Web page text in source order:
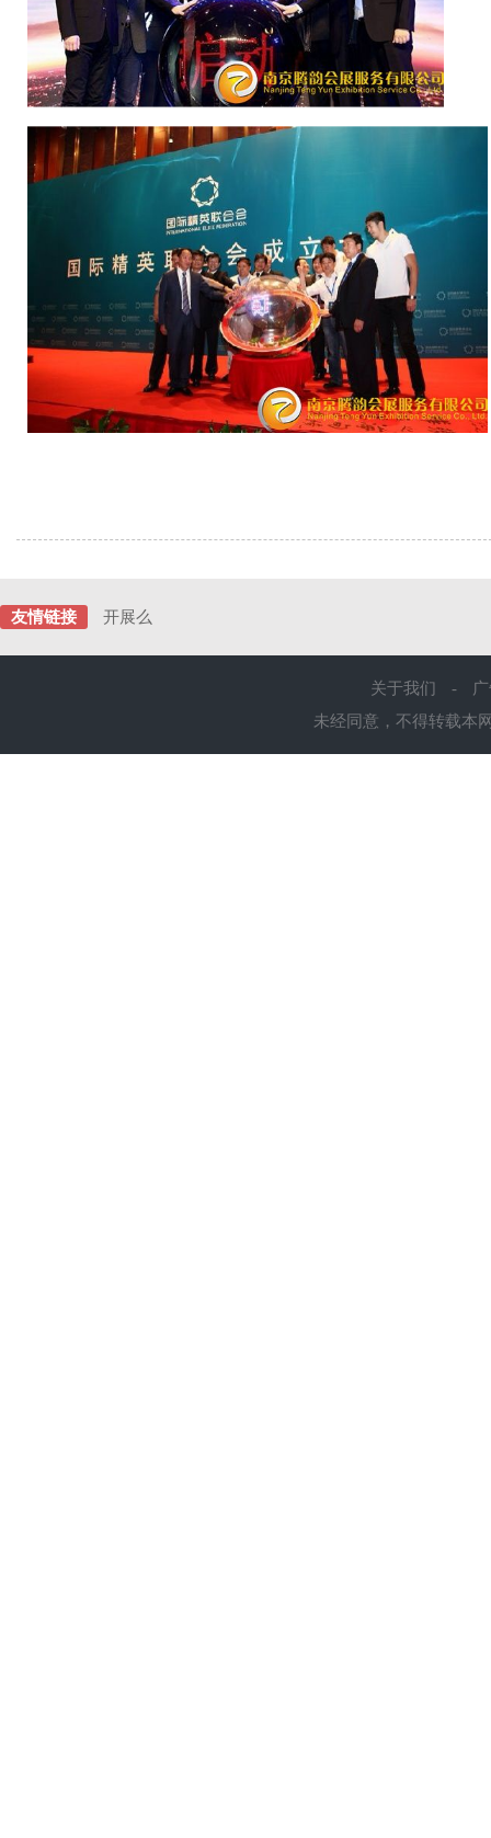
友情链接 开展么
关于我们 -
未经同意，不得转载本